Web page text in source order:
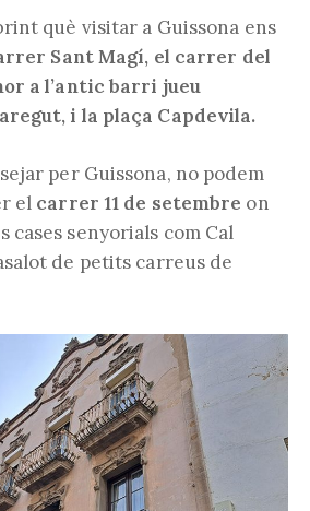
què visitar a Guissona ens
Sant Magí, el carrer del
a l’antic barri jueu
i la plaça Capdevila.
per Guissona, no podem
el carrer 11 de setembre on
cases senyorials com Cal
de petits carreus de